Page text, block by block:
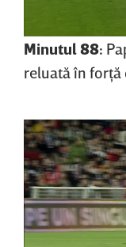
Minutul 88:
reluată în forţă